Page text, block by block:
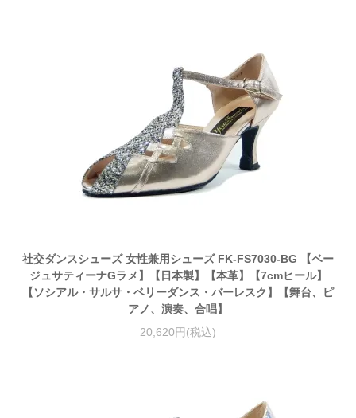
社交ダンスシューズ 女性兼用シューズ FK-FS7030-BG 【ベー
ジュサティーナGラメ】【日本製】【本革】【7cmヒール】
【ソシアル・サルサ・ベリーダンス・バーレスク】【舞台、ピ
アノ、演奏、合唱】
20,620円(税込)